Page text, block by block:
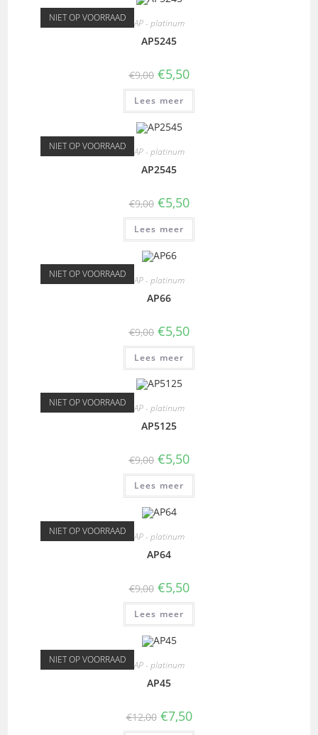
NIET OP VOORRAAD AP - platinum
AP5245
€9,00 €5,50
Lees meer
NIET OP VOORRAAD AP - platinum
AP2545
€9,00 €5,50
Lees meer
NIET OP VOORRAAD AP - platinum
AP66
€9,00 €5,50
Lees meer
NIET OP VOORRAAD AP - platinum
AP5125
€9,00 €5,50
Lees meer
NIET OP VOORRAAD AP - platinum
AP64
€9,00 €5,50
Lees meer
NIET OP VOORRAAD AP - platinum
AP45
€12,00 €7,50